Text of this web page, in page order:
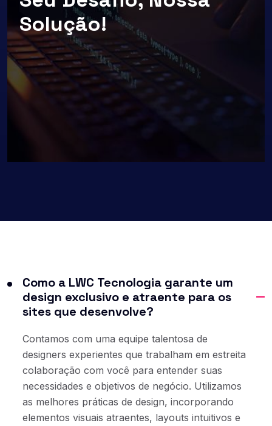
Solução!
Como a LWC Tecnologia garante um
design exclusivo e atraente para os
sites que desenvolve?
Contamos com uma equipe talentosa de
designers experientes que trabalham em estreita
colaboração com você para entender suas
necessidades e objetivos de negócio. Utilizamos
as melhores práticas de design, incorporando
elementos visuais atraentes, layouts intuitivos e